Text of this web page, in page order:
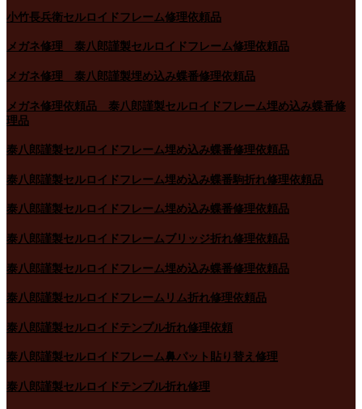
小竹長兵衛セルロイドフレーム修理依頼品
メガネ修理 泰八郎謹製セルロイドフレーム修理依頼品
メガネ修理 泰八郎謹製埋め込み蝶番修理依頼品
メガネ修理依頼品 泰八郎謹製セルロイドフレーム埋め込み蝶番修
理品
泰八郎謹製セルロイドフレーム埋め込み蝶番修理依頼品
泰八郎謹製セルロイドフレーム埋め込み蝶番駒折れ修理依頼品
泰八郎謹製セルロイドフレーム埋め込み蝶番修理依頼品
泰八郎謹製セルロイドフレームブリッジ折れ修理依頼品
泰八郎謹製セルロイドフレーム埋め込み蝶番修理依頼品
泰八郎謹製セルロイドフレームリム折れ修理依頼品
泰八郎謹製セルロイドテンプル折れ修理依頼
泰八郎謹製セルロイドフレーム鼻パット貼り替え修理
泰八郎謹製セルロイドテンプル折れ修理